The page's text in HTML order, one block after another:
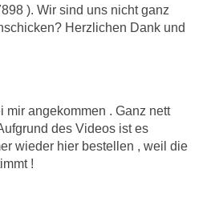
). Wir sind uns nicht ganz
Herzlichen Dank und
mir angekommen . Ganz nett
des Videos ist es
wieder hier bestellen , weil die
!